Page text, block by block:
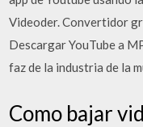
Videoder. Convertidor
Descargar YouTube a
faz de la industria de la
Como bajar